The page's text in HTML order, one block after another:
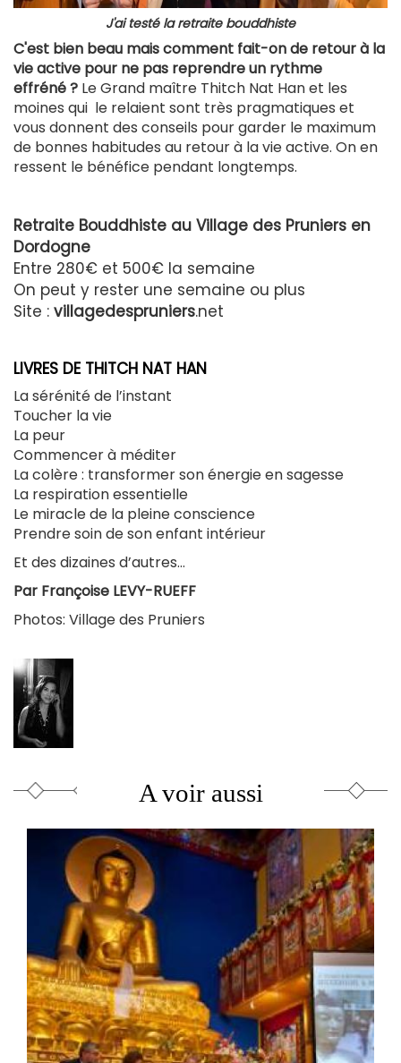
J'ai testé la retraite bouddhiste
C'est bien beau mais comment fait-on de retour à la
vie active pour ne pas reprendre un rythme
effréné ? Le Grand maître Thitch Nat Han et les
moines qui le relaient sont très pragmatiques et
vous donnent des conseils pour garder le maximum
de bonnes habitudes au retour à la vie active. On en
ressent le bénéfice pendant longtemps.
Retraite Bouddhiste au Village des Pruniers en
Dordogne
Entre 280€ et 500€ la semaine
On peut y rester une semaine ou plus
Site : villagedespruniers.net
LIVRES DE THITCH NAT HAN
La sérénité de l’instant
Toucher la vie
La peur
Commencer à méditer
La colère : transformer son énergie en sagesse
La respiration essentielle
Le miracle de la pleine conscience
Prendre soin de son enfant intérieur
Et des dizaines d’autres…
Par Françoise LEVY-RUEFF
Photos: Village des Pruniers
A voir aussi